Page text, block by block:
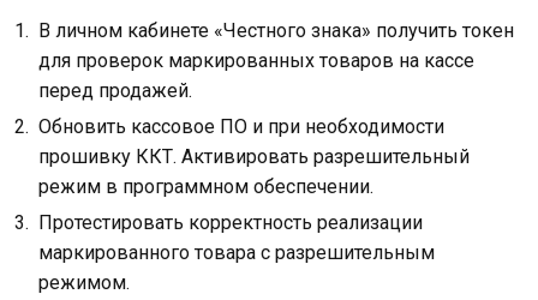
В личном кабинете «Честного знака» получить токен
для проверок маркированных товаров на кассе
перед продажей.
Обновить кассовое ПО и при необходимости
прошивку ККТ. Активировать разрешительный
режим в программном обеспечении.
Протестировать корректность реализации
маркированного товара с разрешительным
режимом.